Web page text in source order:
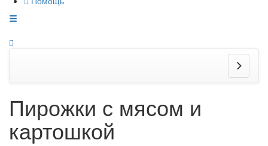
Пирожки с мясом и
картошкой